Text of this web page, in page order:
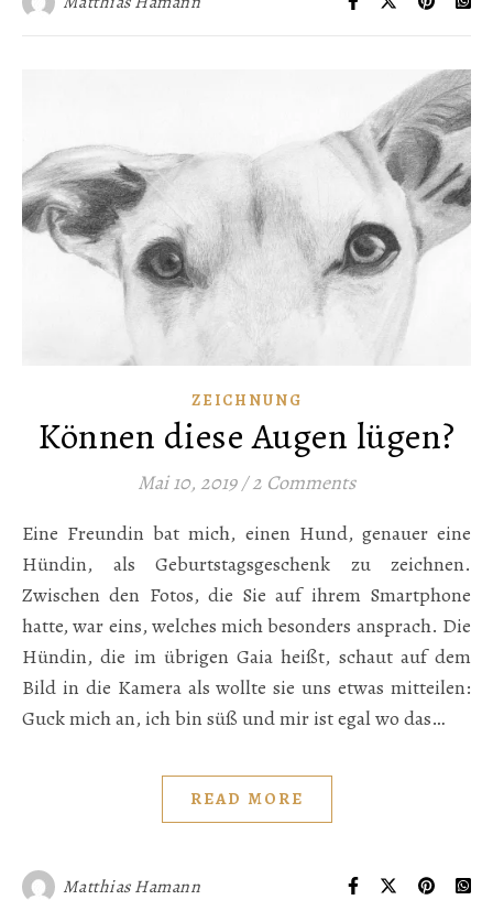
ZEICHNUNG
Können diese Augen lügen?
Mai 10, 2019 / 2 Comments
Eine Freundin bat mich, einen Hund, genauer eine
Hündin, als Geburtstagsgeschenk zu zeichnen.
Zwischen den Fotos, die Sie auf ihrem Smartphone
hatte, war eins, welches mich besonders ansprach. Die
Hündin, die im übrigen Gaia heißt, schaut auf dem
Bild in die Kamera als wollte sie uns etwas mitteilen:
Guck mich an, ich bin süß und mir ist egal wo das…
READ MORE
Matthias Hamann